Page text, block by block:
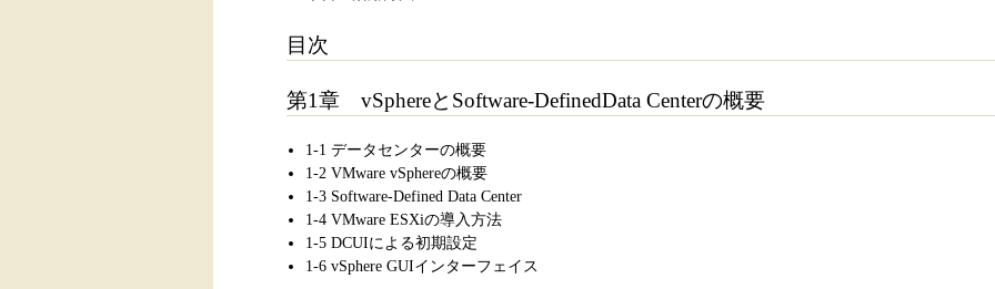
目次
第1章 vSphereとSoftware-DefinedData Centerの概要
1-1 データセンターの概要
1-2 VMware vSphereの概要
1-3 Software-Defined Data Center
1-4 VMware ESXiの導入方法
1-5 DCUIによる初期設定
1-6 vSphere GUIインターフェイス